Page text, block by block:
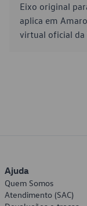
Eixo original
aplica em
virtual oficial da
Ajuda
Quem Somos
Atendimento (SAC)